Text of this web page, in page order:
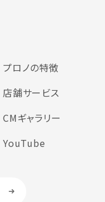
プロノの特徴
店舗サービス
CMギャラリー
YouTube